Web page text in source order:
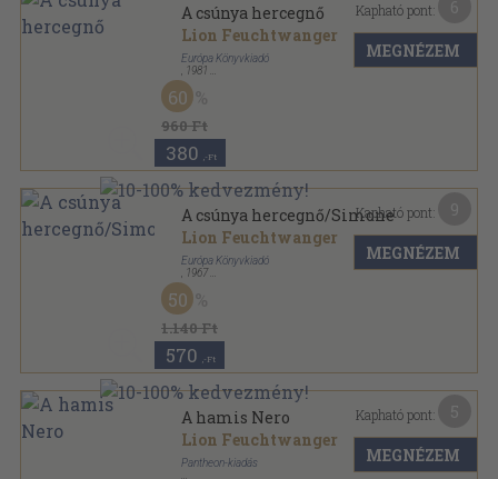
A csúnya hercegnő
Lion Feuchtwanger
Európa Könyvkiadó
1981
Vászon
Lion Feuchtwanger művei sorozat
960 Ft
60
380 ,-Ft
Kapható pont:
MEGNÉZEM
A csúnya hercegnő/Simone
Lion Feuchtwanger
Európa Könyvkiadó
1967
Vászon
A világirodalom remekei sorozat
1.140 Ft
50
570 ,-Ft
Kapható pont:
MEGNÉZEM
A hamis Nero
Lion Feuchtwanger
Pantheon-kiadás
Kapható pont:
MEGNÉZEM